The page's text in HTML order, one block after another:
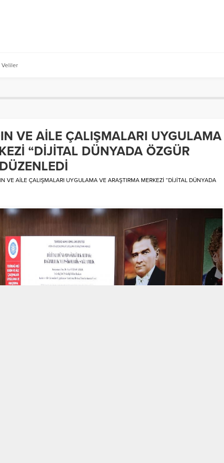
Veliler
VE AİLE ÇALIŞMALARI UYGULAMA
“DİJİTAL DÜNYADA ÖZGÜR
VE AİLE ÇALIŞMALARI UYGULAMA VE ARAŞTIRMA MERKEZİ “DİJİTAL DÜNYADA